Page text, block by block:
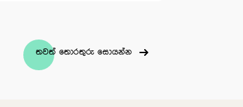
තවත් තොරතුරු සොයන්න